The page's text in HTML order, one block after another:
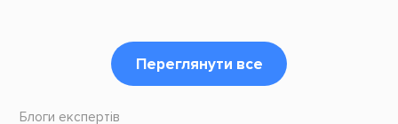
Переглянути все
Блоги експертів